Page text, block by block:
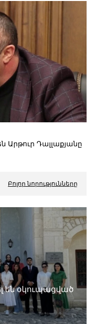
Արթուր Դալլաքյանը
Բոլոր նորությունները
են օկուպացված